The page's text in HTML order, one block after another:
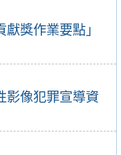
獎作業要點」
影像犯罪宣導資